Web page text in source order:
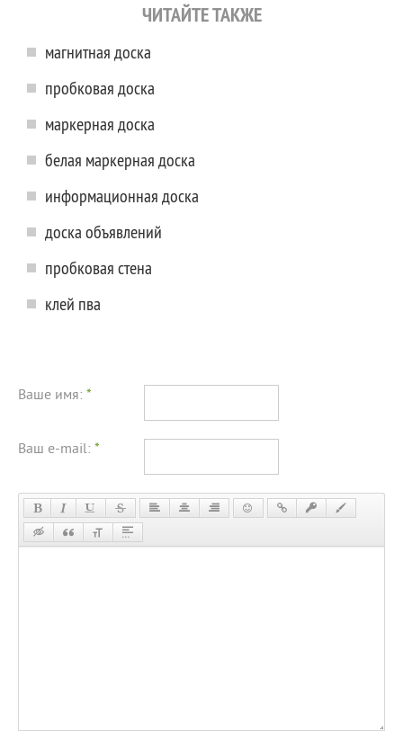
ЧИТАЙТЕ ТАКЖЕ
магнитная доска
пробковая доска
маркерная доска
белая маркерная доска
информационная доска
доска объявлений
пробковая стена
клей пва
Ваше имя: *
Ваш e-mail: *